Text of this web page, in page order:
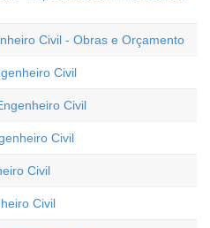
Civil - Obras e Orçamento
Civil
Civil
Civil
Civil
Civil